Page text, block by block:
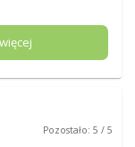
Pozostało: 5 / 5